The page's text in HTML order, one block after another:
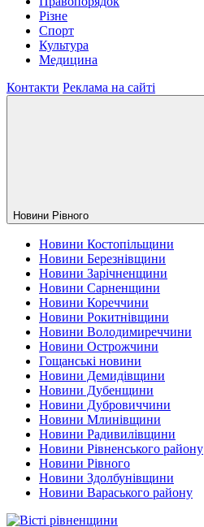
Різне
Спорт
Культура
Медицина
Контакти Реклама на сайті
Новини Рiвного
Новини Костопільщини
Новини Березнівщини
Новини Зарічненщини
Новини Сарненщини
Новини Кореччини
Новини Рокитнівщини
Новини Володимиреччини
Новини Острожчини
Гощанські новини
Новини Демидівщини
Новини Дубенщини
Новини Дубровиччини
Новини Млинівщини
Новини Радивилівщини
Новини Рівненського району
Новини Рівного
Новини Здолбунівщини
Новини Вараського району